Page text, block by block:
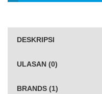
DESKRIPSI
ULASAN (0)
BRANDS (1)